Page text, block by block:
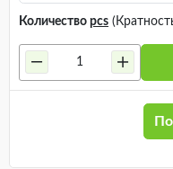
Количество pcs